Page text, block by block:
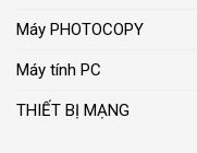
Máy PHOTOCOPY
Máy tính PC
THIẾT BỊ MẠNG